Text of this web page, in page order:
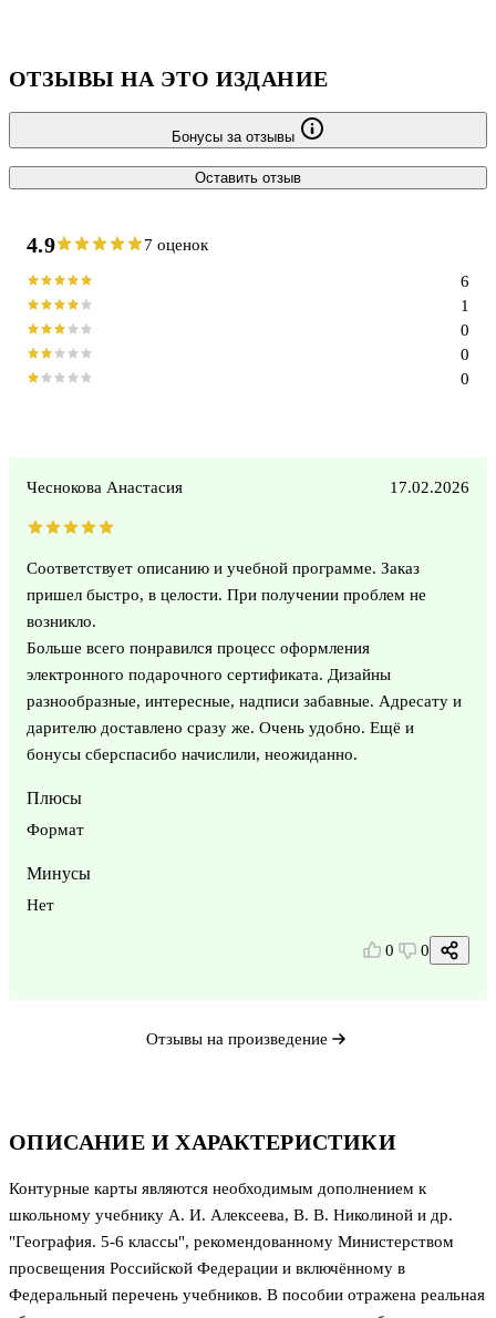
ОПИСАНИЕ И ХАРАКТЕРИСТИКИ
Контурные карты являются необходимым дополнением к
школьному учебнику А. И. Алексеева, В. В. Николиной и др.
"География. 5-6 классы", рекомендованному Министерством
просвещения Российской Федерации и включённому в
Федеральный перечень учебников. В пособии отражена реальная
ОТЗЫВЫ НА ЭТО ИЗДАНИЕ
Бонусы за отзывы
Оставить отзыв
4.9 7 оценок
0
0
0
1
6
Чеснокова Анастасия 17.02.2026
Соответствует описанию и учебной программе. Заказ
пришел быстро, в целости. При получении проблем не
возникло.
Больше всего понравился процесс оформления
электронного подарочного сертификата. Дизайны
разнообразные, интересные, надписи забавные. Адресату и
дарителю доставлено сразу же. Очень удобно. Ещё и
бонусы сберспасибо начислили, неожиданно.
Плюсы
Формат
Минусы
Нет
0 0
Отзывы на произведение